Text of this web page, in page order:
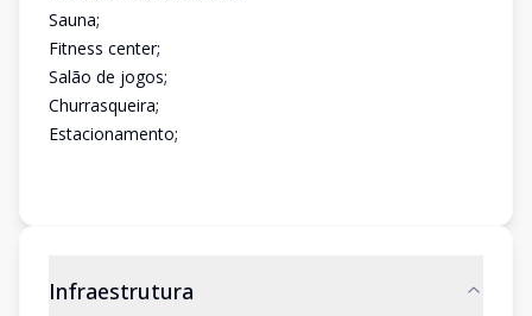
Sauna;
Fitness center;
Salão de jogos;
Churrasqueira;
Estacionamento;
Infraestrutura